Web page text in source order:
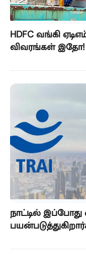
HDFC வங்கி
விவரங்கள் இதோ!
நாட்டில்